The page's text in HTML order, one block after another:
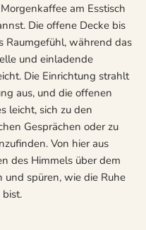
am Esstisch
Die offene Decke bis
Raumgefühl, während das
und einladende
Die Einrichtung strahlt
aus, und die offenen
leicht, sich zu den
Gesprächen oder zu
Von hier aus
des Himmels über dem
und spüren, wie die Ruhe